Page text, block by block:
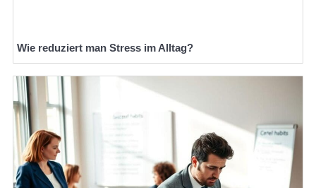
Wie reduziert man Stress im Alltag?